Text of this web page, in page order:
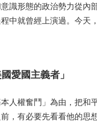
識形態的政治勢力從
中就曾經上演過。今天
愛國主義者」
人權奮鬥」為由，把和
，有必要先看看他的思